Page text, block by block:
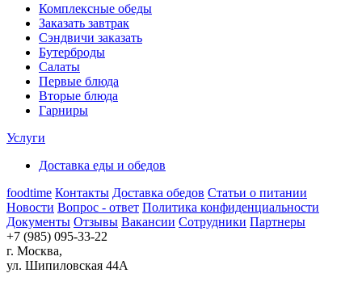
Комплексные обеды
Заказать завтрак
Сэндвичи заказать
Бутерброды
Салаты
Первые блюда
Вторые блюда
Гарниры
Услуги
Доставка еды и обедов
foodtime Контакты Доставка обедов Статьи о питании
Новости Вопрос - ответ Политика конфиденциальности
Документы Отзывы Вакансии Сотрудники Партнеры
+7 (985) 095-33-22
г. Москва,
ул. Шипиловская 44А